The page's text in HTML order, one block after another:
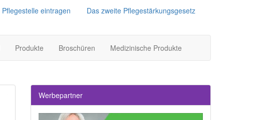
Pflegestelle eintragen Das zweite Pflegestärkungsgesetz
Produkte Broschüren Medizinische Produkte
Werbepartner